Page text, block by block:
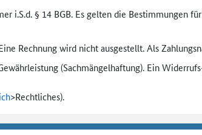
i.S.d. § 14 BGB. Es gelten die Bestimmungen
Rechnung wird nicht ausgestellt. Als
(Sachmängel­haftung). Ein
>Rechtliches).